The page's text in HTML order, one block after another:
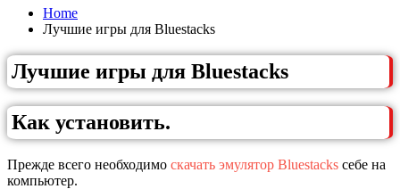
Home
Лучшие игры для Bluestacks
Лучшие игры для Bluestacks
Как установить.
Прежде всего необходимо скачать эмулятор Bluestacks себе на
компьютер.